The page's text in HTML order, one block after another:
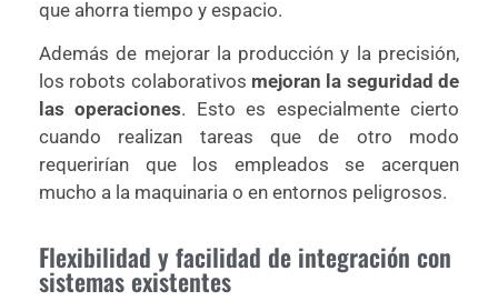
que ahorra tiempo y espacio.
Además de mejorar la producción y la precisión,
los robots colaborativos mejoran la seguridad de
las operaciones. Esto es especialmente cierto
cuando realizan tareas que de otro modo
requerirían que los empleados se acerquen
mucho a la maquinaria o en entornos peligrosos.
Flexibilidad y facilidad de integración con
sistemas existentes